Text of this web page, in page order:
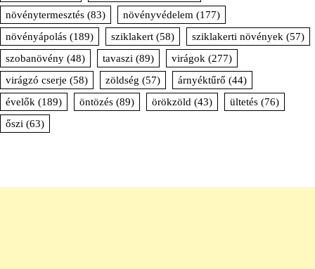
növénytermesztés (83) növényvédelem (177)
növényápolás (189) sziklakert (58) sziklakerti növények (57)
szobanövény (48) tavaszi (89) virágok (277)
virágzó cserje (58) zöldség (57) árnyéktűrő (44)
évelők (189) öntözés (89) örökzöld (43) ültetés (76)
őszi (63)